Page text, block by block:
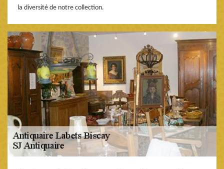
la diversité de notre collection.